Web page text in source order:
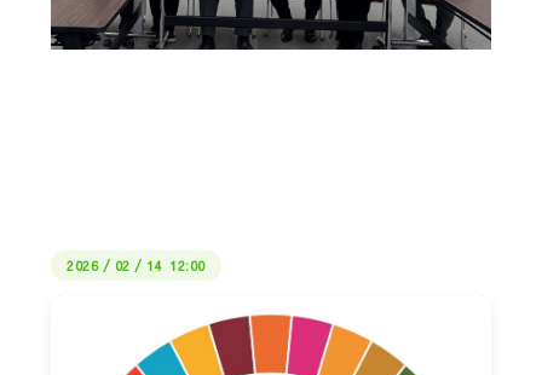
2026/ 02 / 14 12:00